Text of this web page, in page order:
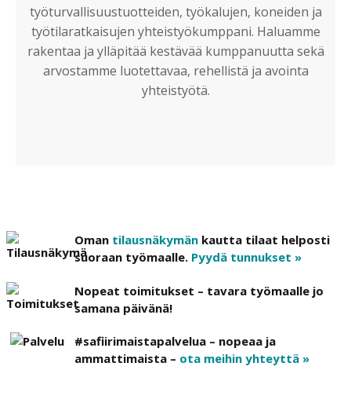
työturvallisuustuotteiden, työkalujen, koneiden ja
työtilaratkaisujen yhteistyökumppani. Haluamme
rakentaa ja ylläpitää kestävää kumppanuutta sekä
arvostamme luotettavaa, rehellistä ja avointa
yhteistyötä.
Oman tilausnäkymän kautta tilaat helposti
suoraan työmaalle. Pyydä tunnukset »
Nopeat toimitukset – tavara työmaalle jo
samana päivänä!
#safiirimaistapalvelua – nopeaa ja
ammattimaista – ota meihin yhteyttä »